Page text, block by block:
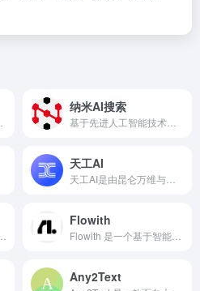
纳米AI搜索
天工AI
Flowith
Any2Text